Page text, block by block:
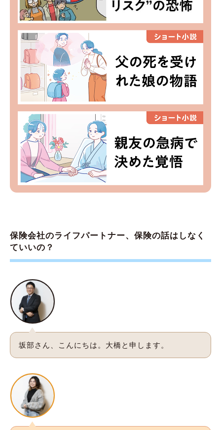
保険会社のライフパートナー、保険の話はしなく
ていいの？
坂部さん、こんにちは。大橋と申します。